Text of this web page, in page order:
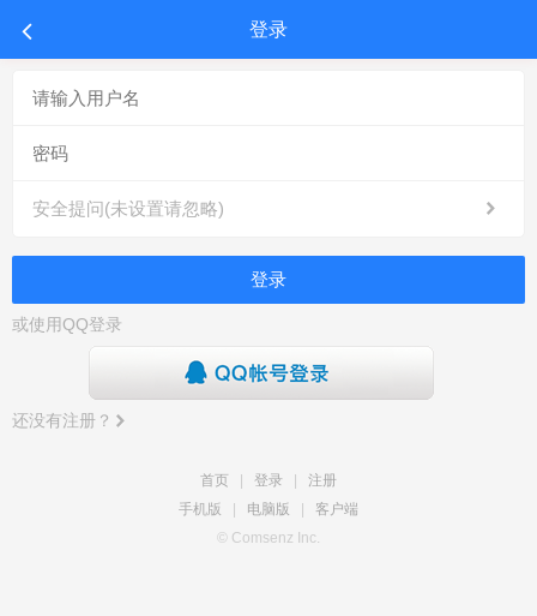
登录
安全提问(未设置请忽略)
登录
或使用QQ登录
还没有注册？
首页 登录
注册
手机版
电脑版
客户端
© Comsenz Inc.